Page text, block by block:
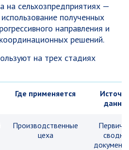
на сельхозпредприятиях —
полученных
направления и
решений.
на трех стадиях
Где применяется
Производственные
цеха